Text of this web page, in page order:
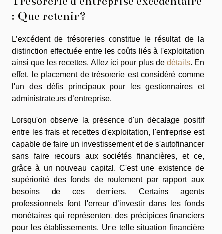
: Que retenir?
L’excédent de trésoreries constitue le résultat de la
distinction effectuée entre les coûts liés à l'exploitation
ainsi que les recettes. Allez ici pour plus de détails. En
effet, le placement de trésorerie est considéré comme
l'un des défis principaux pour les gestionnaires et
administrateurs d’entreprise.
Lorsqu'on observe la présence d'un décalage positif
entre les frais et recettes d'exploitation, l'entreprise est
capable de faire un investissement et de s'autofinancer
sans faire recours aux sociétés financières, et ce,
grâce à un nouveau capital. C'est une existence de
supériorité des fonds de roulement par rapport aux
besoins de ces derniers. Certains agents
professionnels font l'erreur d’investir dans les fonds
monétaires qui représentent des précipices financiers
pour les établissements. Une telle situation financière